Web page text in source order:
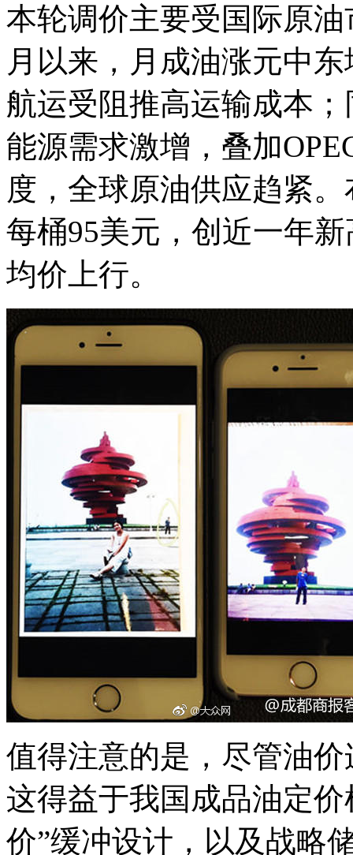
本轮调价主要受国际原
月以来，月成油涨元中
航运受阻推高运输成本
能源需求激增，叠加
度，全球原油供应趋紧
每桶95美元，创近一年
均价上行。
值得注意的是，尽管油
这得益于我国成品油定
价”缓冲设计，以及战略